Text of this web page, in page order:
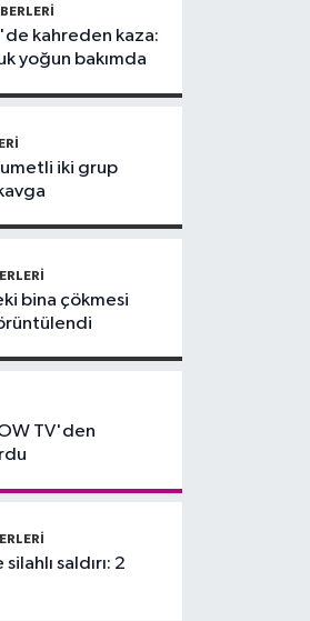
taşınıyor
Motosiklet
denize
'Çerçeve yasa'
komisyonda
kahreden kaza:
yoğun bakımda
iki grup
bina çökmesi
TV'den
saldırı: 2